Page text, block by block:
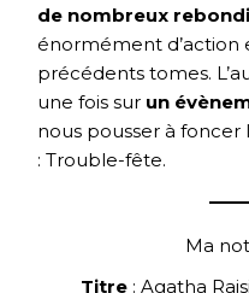
de nombreux
énormément d’action
précédents tomes.
une fois sur un
nous pousser à
: Trouble-fête.
Ma
Titre : Agatha